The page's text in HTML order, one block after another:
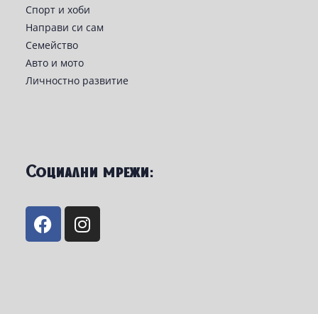
Спорт и хоби
Направи си сам
Семейство
Авто и мото
Личностно развитие
Социални мрежи: